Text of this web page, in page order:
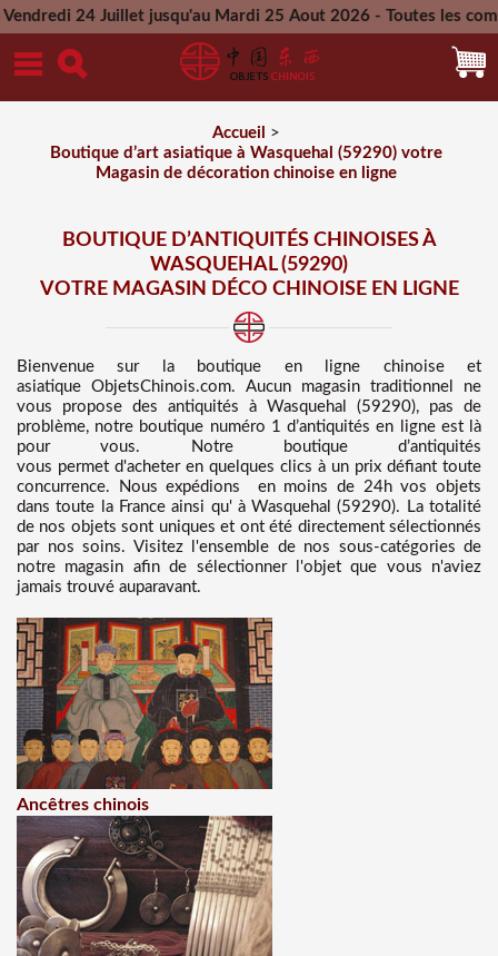
Juillet jusqu'au Mardi 25 Aout 2026 - Toutes les commandes
Mercredi 26 Aout 2026
Accueil
>
Boutique d’art asiatique à Wasquehal (59290) votre
Magasin de décoration chinoise en ligne
BOUTIQUE D’ANTIQUITÉS CHINOISES À
WASQUEHAL (59290)
VOTRE MAGASIN DÉCO CHINOISE EN LIGNE
Bienvenue sur
la boutique en ligne chinoise et
asiatique ObjetsChinois.com. Aucun magasin traditionnel ne
vous propose des antiquités à Wasquehal (59290), pas de
problème, notre boutique numéro 1 d’antiquités en ligne est là
pour vous. Notre boutique d’antiquités
vous permet d'acheter en quelques clics à un prix défiant toute
concurrence. Nousexpédions en moins de 24h vos objets
dans toute la France ainsi qu' à Wasquehal (59290). La totalité
de nos objets sont uniques et ont été directement sélectionnés
par nos soins. Visitez l'ensemble de nos sous-catégories de
notre magasin afin de sélectionner l'objet que vous n'aviez
jamais trouvé auparavant.
Ancêtres chinois